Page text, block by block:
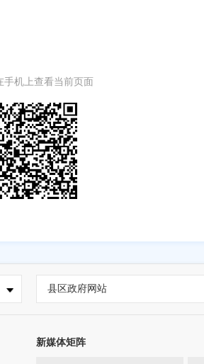
手机上查看当前页面
县区政府网站
新媒体矩阵